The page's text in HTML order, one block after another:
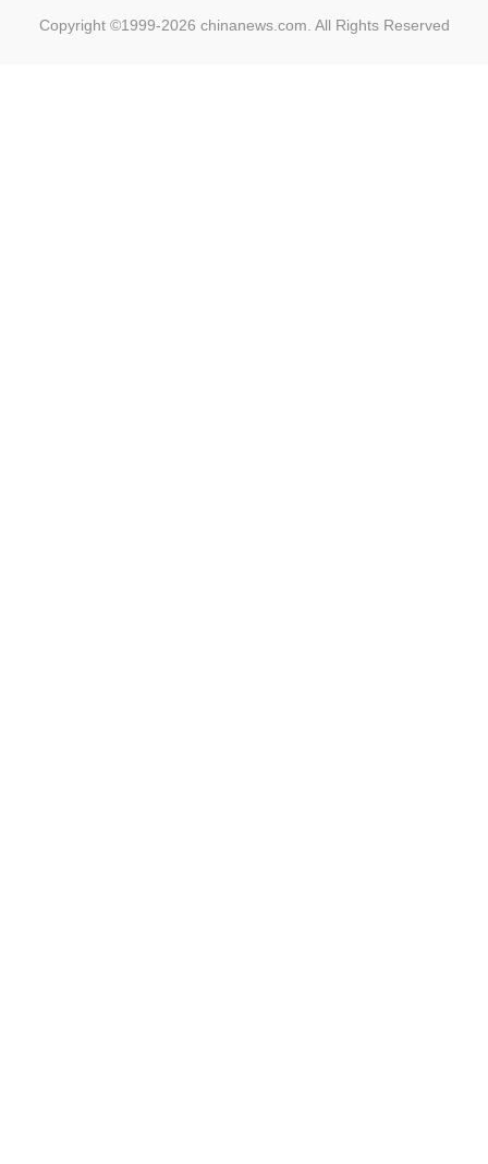
Copyright ©1999-2026 chinanews.com. All Rights Reserved